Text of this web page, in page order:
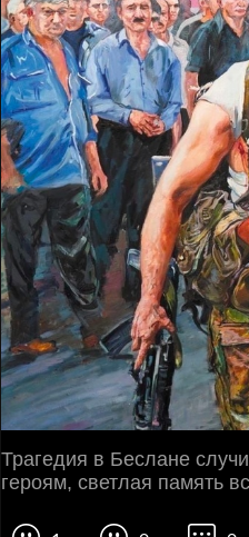
Трагедия в Беслане
героям, светлая память